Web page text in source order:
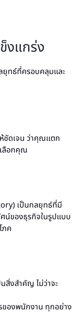
งแกร่ง
ยุทธ์ที่ครอบคลุมและ
ชัดเจน ว่าคุณแตก
ลือกคุณ
เป็นกลยุทธ์ที่มี
น์ของธุรกิจในรูปแบบ
ภค
สิ่งสำคัญ ไม่ว่าจะ
ของพนักงาน ทุกอย่าง